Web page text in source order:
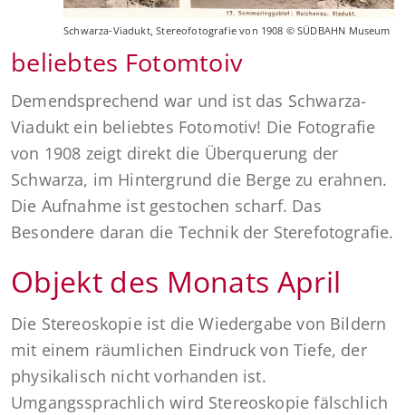
Schwarza-Viadukt, Stereofotografie von 1908 © SÜDBAHN Museum
beliebtes Fotomtoiv
Demendsprechend war und ist das Schwarza-
Viadukt ein beliebtes Fotomotiv! Die Fotografie
von 1908 zeigt direkt die Überquerung der
Schwarza, im Hintergrund die Berge zu erahnen.
Die Aufnahme ist gestochen scharf. Das
Besondere daran die Technik der Sterefotografie.
Objekt des Monats April
Die Stereoskopie ist die Wiedergabe von Bildern
mit einem räumlichen Eindruck von Tiefe, der
physikalisch nicht vorhanden ist.
Umgangssprachlich wird Stereoskopie fälschlich